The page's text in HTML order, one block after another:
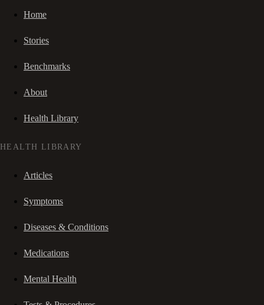
Home
Stories
Benchmarks
About
Health Library
HEALTH LIBRARY
Articles
Symptoms
Diseases & Conditions
Medications
Mental Health